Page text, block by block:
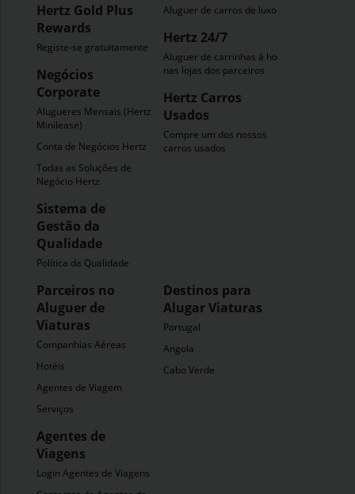
Hertz Gold Plus
Rewards
Registe-se gratuitamente
Negócios
Corporate
Alugueres Mensais (Hertz
Minilease)
Conta de Negócios Hertz
Todas as Soluções de
Negócio Hertz
Sistema de
Gestão da
Qualidade
Política da Qualidade
Aluguer de carros de luxo
Hertz 24/7
Aluguer de carrinhas à hora
nas lojas dos parceiros
Hertz Carros
Usados
Compre um dos nossos
carros usados
Parceiros no
Aluguer de
Viaturas
Companhias Aéreas
Hotéis
Agentes de Viagem
Serviços
Agentes de
Viagens
Login Agentes de Viagens
Destinos para
Alugar Viaturas
Portugal
Angola
Cabo Verde